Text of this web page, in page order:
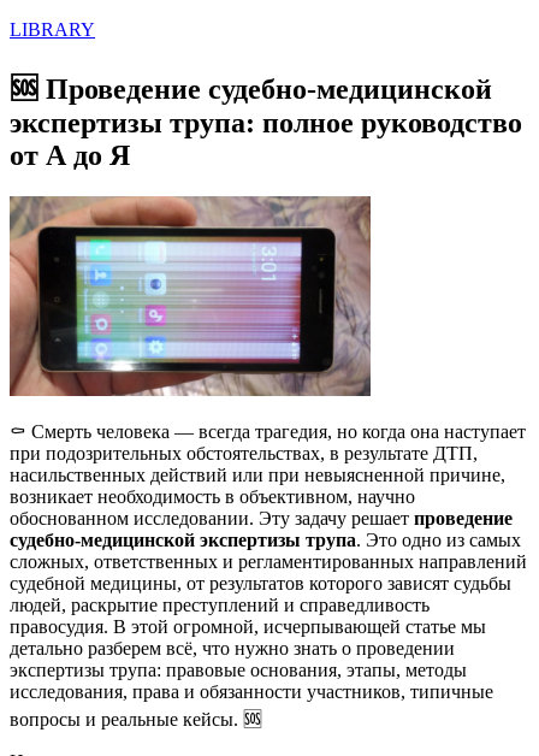
LIBRARY
🆘 Проведение судебно-медицинской
экспертизы трупа: полное руководство
от А до Я
⚰️ Смерть человека — всегда трагедия, но когда она наступает
при подозрительных обстоятельствах, в результате ДТП,
насильственных действий или при невыясненной причине,
возникает необходимость в объективном, научно
обоснованном исследовании. Эту задачу решает проведение
судебно-медицинской экспертизы трупа. Это одно из самых
сложных, ответственных и регламентированных направлений
судебной медицины, от результатов которого зависят судьбы
людей, раскрытие преступлений и справедливость
правосудия. В этой огромной, исчерпывающей статье мы
детально разберем всё, что нужно знать о проведении
экспертизы трупа: правовые основания, этапы, методы
исследования, права и обязанности участников, типичные
вопросы и реальные кейсы. 🆘